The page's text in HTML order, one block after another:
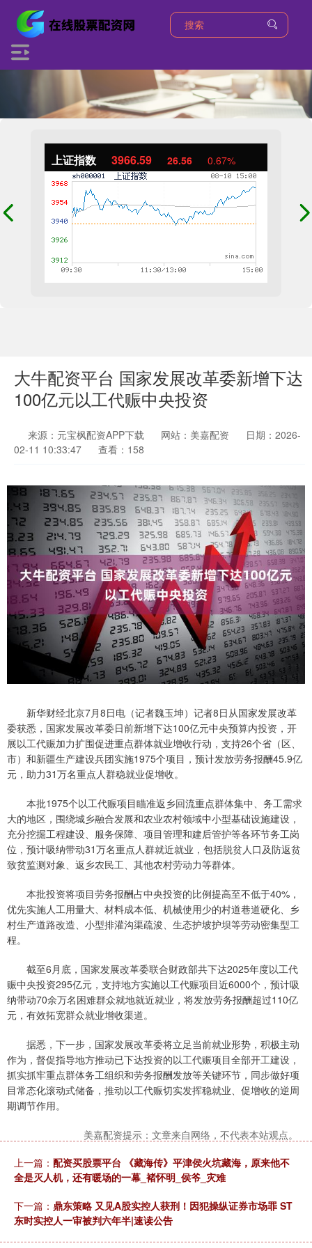
上证指数 3966.59 26.56 0.67%
大牛配资平台 国家发展改革委新增下达
100亿元以工代赈中央投资
来源：元宝枫配资APP下载 网站：美嘉配资
日期：2026-
02-11 10:33:47
查看：158
新华财经北京7月8日电（记者魏玉坤）记者8日从国家发展改革
委获悉，国家发展改革委日前新增下达100亿元中央预算内投资，开
展以工代赈加力扩围促进重点群体就业增收行动，支持26个省（区、
市）和新疆生产建设兵团实施1975个项目，预计发放劳务报酬45.9亿
元，助力31万名重点人群稳就业促增收。
本批1975个以工代赈项目瞄准返乡回流重点群体集中、务工需求
大的地区，围绕城乡融合发展和农业农村领域中小型基础设施建设，
充分挖掘工程建设、服务保障、项目管理和建后管护等各环节务工岗
位，预计吸纳带动31万名重点人群就近就业，包括脱贫人口及防返贫
致贫监测对象、返乡农民工、其他农村劳动力等群体。
本批投资将项目劳务报酬占中央投资的比例提高至不低于40%，
优先实施人工用量大、材料成本低、机械使用少的村道巷道硬化、乡
村生产道路改造、小型排灌沟渠疏浚、生态护坡护坝等劳动密集型工
程。
截至6月底，国家发展改革委联合财政部共下达2025年度以工代
赈中央投资295亿元，支持地方实施以工代赈项目近6000个，预计吸
纳带动70余万名困难群众就地就近就业，将发放劳务报酬超过110亿
元，有效拓宽群众就业增收渠道。
据悉，下一步，国家发展改革委将立足当前就业形势，积极主动
作为，督促指导地方推动已下达投资的以工代赈项目全部开工建设，
抓实抓牢重点群体务工组织和劳务报酬发放等关键环节，同步做好项
目常态化滚动式储备，推动以工代赈切实发挥稳就业、促增收的逆周
期调节作用。
美嘉配资提示：文章来自网络，不代表本站观点。
上一篇： 配资买股票平台 《藏海传》平津侯火坑藏海，原来他不
全是灭人机，还有暖场的一幕_褚怀明_侯爷_灾难
下一篇： 鼎东策略 又见A股实控人获刑！因犯操纵证券市场罪 ST
东时实控人一审被判六年半|速读公告